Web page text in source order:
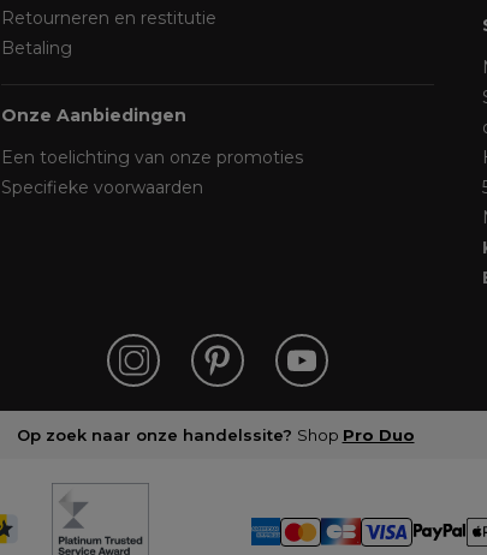
Retourneren en restitutie
Betaling
Onze Aanbiedingen
Een toelichting van onze promoties
Specifieke voorwaarden
Op zoek naar onze handelssite? Shop Pro Duo